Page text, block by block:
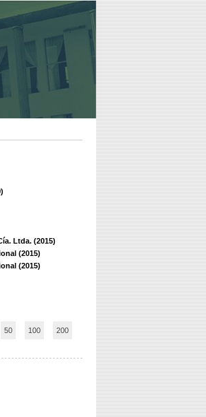
Ltda. (2015)
(2015)
(2015)
50 100 200